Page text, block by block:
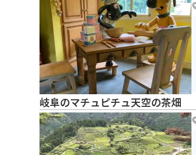
岐阜のマチュピチュ天空の茶畑